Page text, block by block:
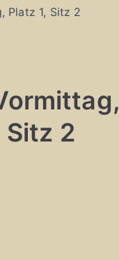
Platz 1, Sitz 2
Sitz 2